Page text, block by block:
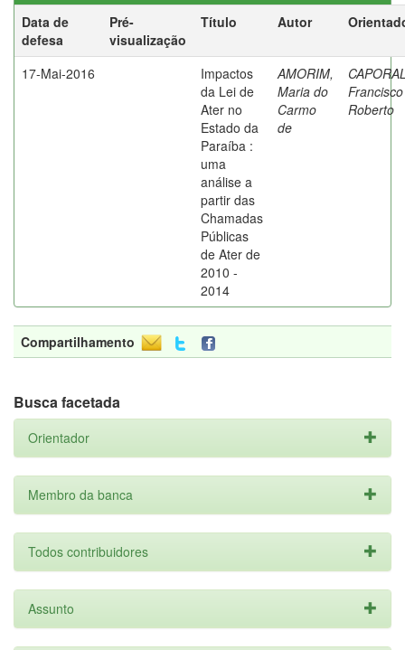
Data de
defesa
Pré-
visualização
Título Autor
17-Mai-2016
Impactos
da Lei de
Ater no
Estado da
Paraíba :
uma
análise a
partir das
Chamadas
Públicas
de Ater de
2010 -
2014
AMORIM,
Maria do
Carmo
de
Francisco
Roberto
Compartilhamento
Busca facetada
Orientador
Membro da banca
Todos contribuidores
Assunto